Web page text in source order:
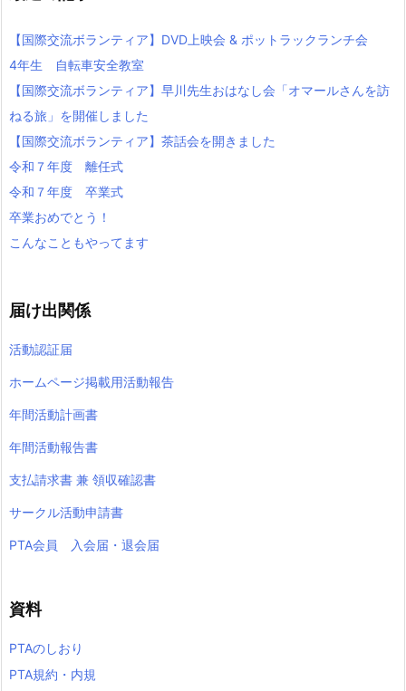
【国際交流ボランティア】DVD上映会 & ポットラックランチ会
4年生 自転車安全教室
【国際交流ボランティア】早川先生おはなし会「オマールさんを訪
ねる旅」を開催しました
【国際交流ボランティア】茶話会を開きました
令和７年度 離任式
令和７年度 卒業式
卒業おめでとう！
こんなこともやってます
届け出関係
活動認証届
ホームページ掲載用活動報告
年間活動計画書
年間活動報告書
支払請求書 兼 領収確認書
サークル活動申請書
PTA会員 入会届・退会届
資料
PTAのしおり
PTA規約・内規